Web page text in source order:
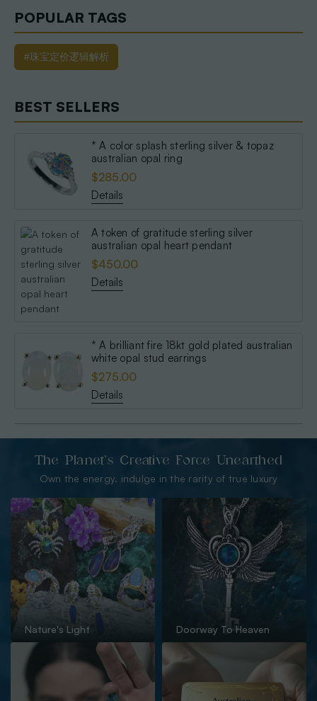
POPULAR TAGS
#珠宝定价逻辑解析
BEST SELLERS
* A color splash sterling silver & topaz
australian opal ring
$285.00
Details
A token of gratitude sterling silver
australian opal heart pendant
$450.00
Details
* A brilliant fire 18kt gold plated australian
white opal stud earrings
$275.00
Details
The Planet’s Creative Force Unearthed
Own the energy. indulge in the rarity of true luxury
Nature's Light Doorway To Heaven